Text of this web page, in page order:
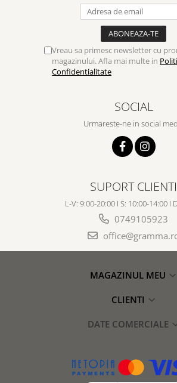
Vreau sa primesc newsletter cu
magazinului. Afla mai multe in
Confidentialitate
SOCIAL
Urmareste-ne in social
SUPORT CLIENTI
L-V: 9:00-20:00 I S: 10:00-14:00 I
0749105923
MAGAZINUL MEU
CLIENTI
DATE COMERCIALE